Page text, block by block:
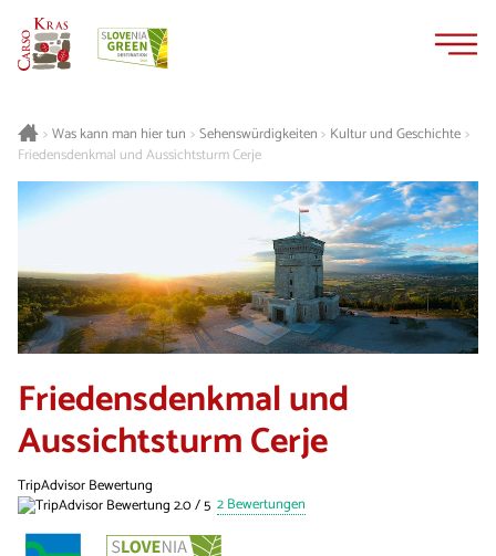
>Was kann man hier tun > Sehenswürdigkeiten > Kultur und Geschichte>
Friedensdenkmal und Aussichtsturm Cerje
Friedensdenkmal und
Aussichtsturm Cerje
TripAdvisor Bewertung
2 Bewertungen